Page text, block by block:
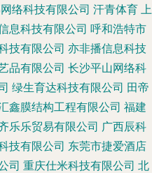
络科技有限公司 汗青体育 上
息科技有限公司 呼和浩特市
技有限公司 亦非播信息科技
品有限公司 长沙平山网络科
绿生育达科技有限公司 田帝
鑫膜结构工程有限公司 福建
乐乐贸易有限公司 广西辰科
技有限公司 东莞市捷爱酒店
司 重庆仕米科技有限公司 北